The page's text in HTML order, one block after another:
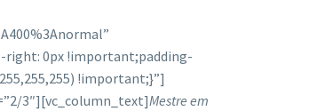
right: 0px !important;padding-
!important;}”]
3″][vc_column_text]Mestre em